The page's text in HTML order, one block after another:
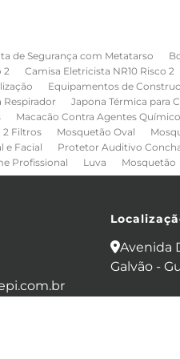
de Segurança com Metatarso
2 Camisa Eletricista NR10 Risco 2
Equipamentos de
Respirador Japona Térmica para
Macacão Contra Agentes
2 Filtros Mosquetão Oval
e Facial Protetor Auditivo
Profissional Luva Mosquetão
Avenida
Galvão -